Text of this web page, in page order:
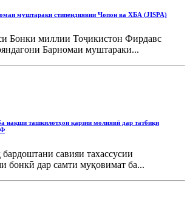
муштараки стипендиявии Ҷопон ва ХБА (JISPA)
Бонки миллии Тоҷикистон Фирдавс
Барномаи муштараки...
нақши ташкилотҳои қарзии молиявӣ дар татбиқи
савияи тахассусии
бонкӣ дар самти муқовимат ба...